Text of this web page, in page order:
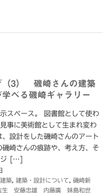
（3） 磯崎さんの建築
べる磯崎ギャラリー
スペース。 図書館として使わ
事に美術館として生まれ変わ
設計をした磯崎さんのアート
崎さんの痕跡や、考え方、そ
ジ […]
築 建築・設計について
磯崎新
生 安藤忠雄 内藤廣 妹島和世